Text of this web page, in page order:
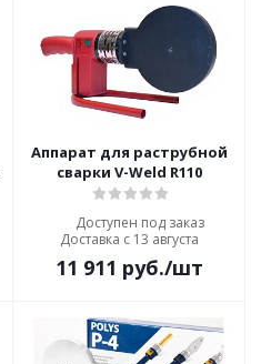
Аппарат для раструбной
сварки V-Weld R110
Доступен под заказ
Доставка с 13 августа
11 911 руб./шт